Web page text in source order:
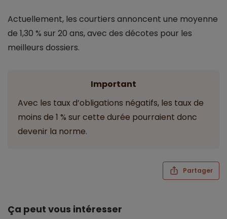
Actuellement, les courtiers annoncent une moyenne
de 1,30 % sur 20 ans, avec des décotes pour les
meilleurs dossiers.
Important
Avec les taux d’obligations négatifs, les taux de
moins de 1 % sur cette durée pourraient donc
devenir la norme.
Partager
Ça peut vous intéresser